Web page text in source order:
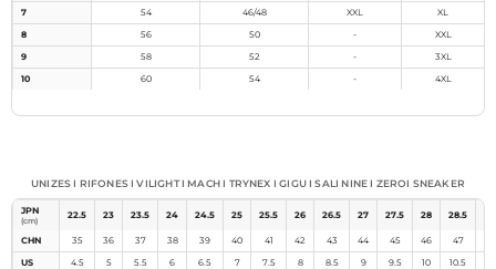
7
54 46/48 XXL
XL
8
56 50 -
XXL
9
58 52 -
3XL
10
60 54 - 4XL
UNIZES I RIFONES I VILIGHT I MACH I TRYNEX I GIGU I SALI NINE I ZEROI SNEAKER
JPN
(cm)
22.5 23 23.5 24 24.5 25 25.5 26 26.5 27 27.5 28 28.5
CHN 35 36 37 38 39 40 41 42 43 44 45 46 47
US
4.5 5 5.5 6 6.5 7 7.5 8 8.5 9 9.5 10 10.5